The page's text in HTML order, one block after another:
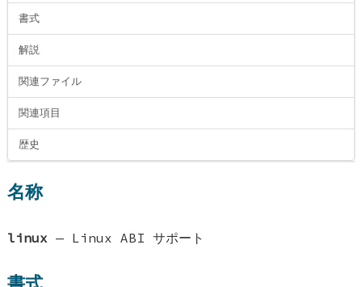
書式
解説
関連ファイル
関連項目
歴史
名称
linux — Linux ABI サポート